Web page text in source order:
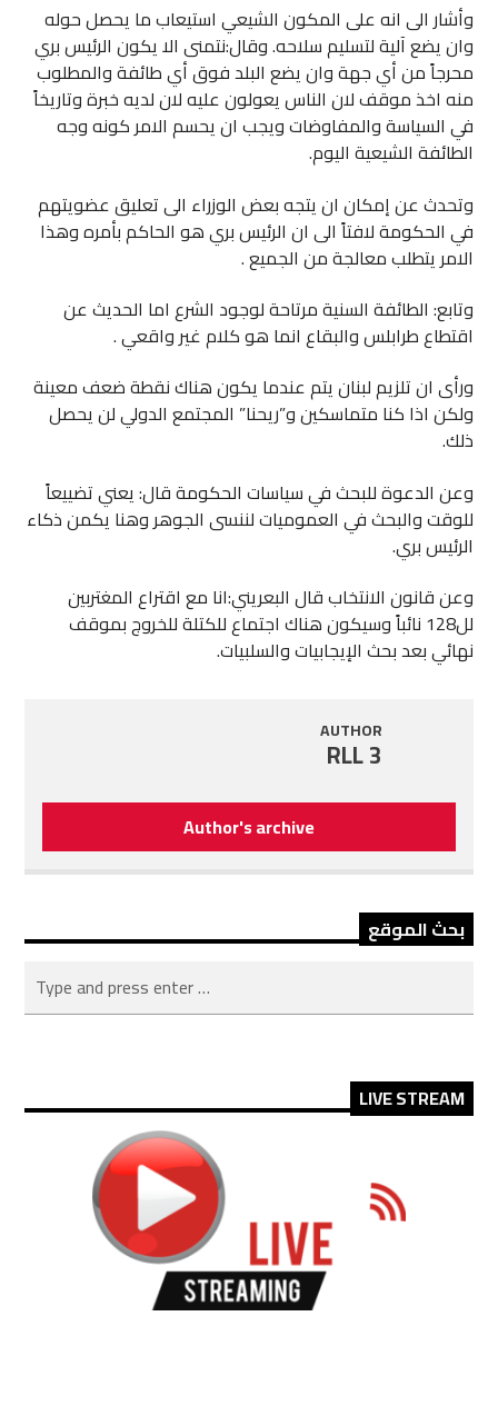
وأشار الى انه على المكون الشيعي استيعاب ما يحصل حوله
وان يضع آلية لتسليم سلاحه. وقال:نتمنى الا يكون الرئيس بري
محرجاً من أي جهة وان يضع البلد فوق أي طائفة والمطلوب
منه اخذ موقف لان الناس يعولون عليه لان لديه خبرة وتاريخاً
في السياسة والمفاوضات ويجب ان يحسم الامر كونه وجه
الطائفة الشيعية اليوم.
وتحدث عن إمكان ان يتجه بعض الوزراء الى تعليق عضويتهم
في الحكومة لافتاً الى ان الرئيس بري هو الحاكم بأمره وهذا
الامر يتطلب معالجة من الجميع .
وتابع: الطائفة السنية مرتاحة لوجود الشرع اما الحديث عن
اقتطاع طرابلس والبقاع انما هو كلام غير واقعي .
ورأى ان تلزيم لبنان يتم عندما يكون هناك نقطة ضعف معينة
ولكن اذا كنا متماسكين و”ريحنا” المجتمع الدولي لن يحصل
ذلك.
وعن الدعوة للبحث في سياسات الحكومة قال: يعني تضييعاً
للوقت والبحث في العموميات لننسى الجوهر وهنا يكمن ذكاء
الرئيس بري.
وعن قانون الانتخاب قال البعريني:انا مع اقتراع المغتربين
لل128 نائباً وسيكون هناك اجتماع للكتلة للخروج بموقف
نهائي بعد بحث الإيجابيات والسلبيات.
AUTHOR
RLL 3
Author's archive
بحث الموقع
LIVE STREAM